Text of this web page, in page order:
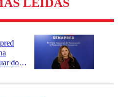
LEÍDAS
dos
por